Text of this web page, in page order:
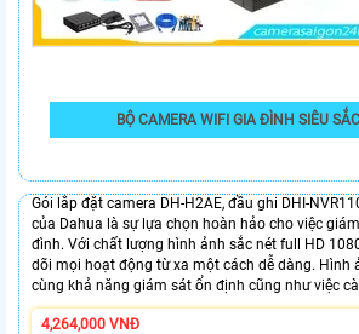
BỘ CAMERA WIFI GIA ĐÌNH SIÊU
4,264,000 VNĐ
Gói lắp đặt camera DH-H2AE, đầu ghi DHI-
của Dahua là sự lựa chọn hoàn hảo cho việc
đình. Với chất lượng hình ảnh sắc nét full HD
dõi mọi hoạt động từ xa một cách dễ dàng. Hình
cùng khả năng giám sát ổn định cũng như việc